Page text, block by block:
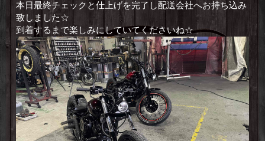
本日最終チェックと仕上げを完了し配送会社へお持ち込み
致しました☆
到着するまで楽しみにしていてくださいね☆